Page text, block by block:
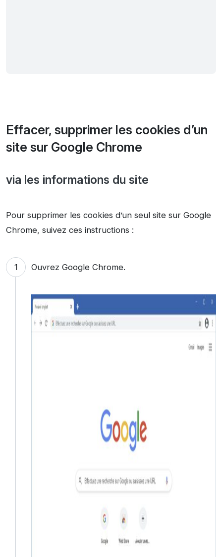
Effacer, supprimer les cookies d’un
site sur Google Chrome
via les informations du site
Pour supprimer les cookies d’un seul site sur Google
Chrome, suivez ces instructions :
Ouvrez Google Chrome.